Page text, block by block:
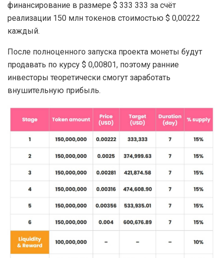
финансирование в размере $ 333 333 за счёт
реализации 150 млн токенов стоимостью $ 0,00222
каждый.
После полноценного запуска проекта монеты будут
продавать по курсу $ 0,00801, поэтому ранние
инвесторы теоретически смогут заработать
внушительную прибыль.